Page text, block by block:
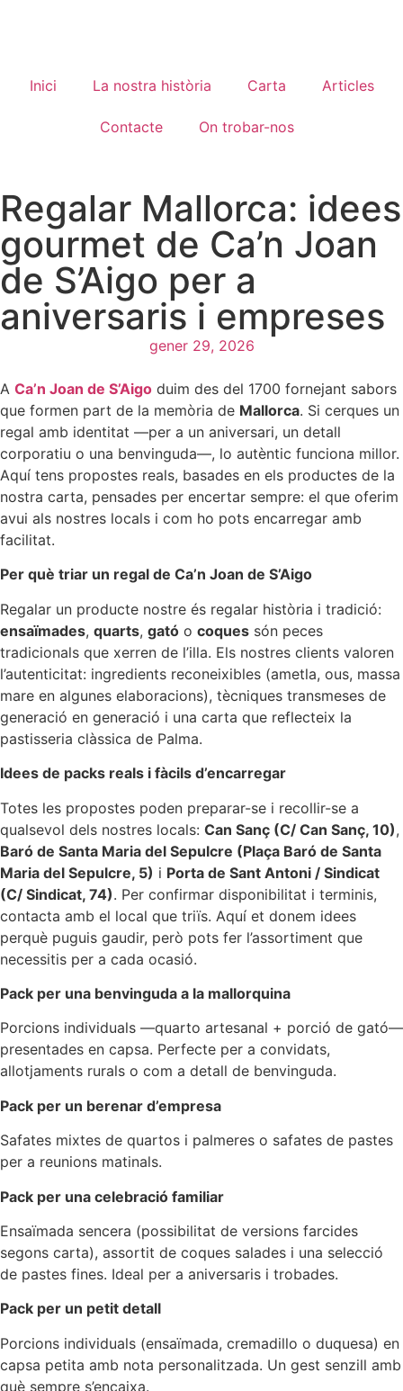
Inici La nostra història Carta Articles
Contacte On trobar-nos
Regalar Mallorca: idees
gourmet de Ca’n Joan
de S’Aigo per a
aniversaris i empreses
gener 29, 2026
A Ca’n Joan de S’Aigo duim des del 1700 fornejant sabors
que formen part de la memòria de Mallorca. Si cerques un
regal amb identitat —per a un aniversari, un detall
corporatiu o una benvinguda—, lo autèntic funciona millor.
Aquí tens propostes reals, basades en els productes de la
nostra carta, pensades per encertar sempre: el que oferim
avui als nostres locals i com ho pots encarregar amb
facilitat.
Per què triar un regal de Ca’n Joan de S’Aigo
Regalar un producte nostre és regalar història i tradició:
ensaïmades, quarts, gató o coques són peces
tradicionals que xerren de l’illa. Els nostres clients valoren
l’autenticitat: ingredients reconeixibles (ametla, ous, massa
mare en algunes elaboracions), tècniques transmeses de
generació en generació i una carta que reflecteix la
pastisseria clàssica de Palma.
Idees de packs reals i fàcils d’encarregar
Totes les propostes poden preparar-se i recollir-se a
qualsevol dels nostres locals: Can Sanç (C/ Can Sanç, 10),
Baró de Santa Maria del Sepulcre (Plaça Baró de Santa
Maria del Sepulcre, 5) i Porta de Sant Antoni / Sindicat
(C/ Sindicat, 74). Per confirmar disponibilitat i terminis,
contacta amb el local que triïs. Aquí et donem idees
perquè puguis gaudir, però pots fer l’assortiment que
necessitis per a cada ocasió.
Pack per una benvinguda a la mallorquina
Porcions individuals —quarto artesanal + porció de gató—
presentades en capsa. Perfecte per a convidats,
allotjaments rurals o com a detall de benvinguda.
Pack per un berenar d’empresa
Safates mixtes de quartos i palmeres o safates de pastes
per a reunions matinals.
Pack per una celebració familiar
Ensaïmada sencera (possibilitat de versions farcides
segons carta), assortit de coques salades i una selecció
de pastes fines. Ideal per a aniversaris i trobades.
Pack per un petit detall
Porcions individuals (ensaïmada, cremadillo o duquesa) en
capsa petita amb nota personalitzada. Un gest senzill amb
què sempre s’encaixa.